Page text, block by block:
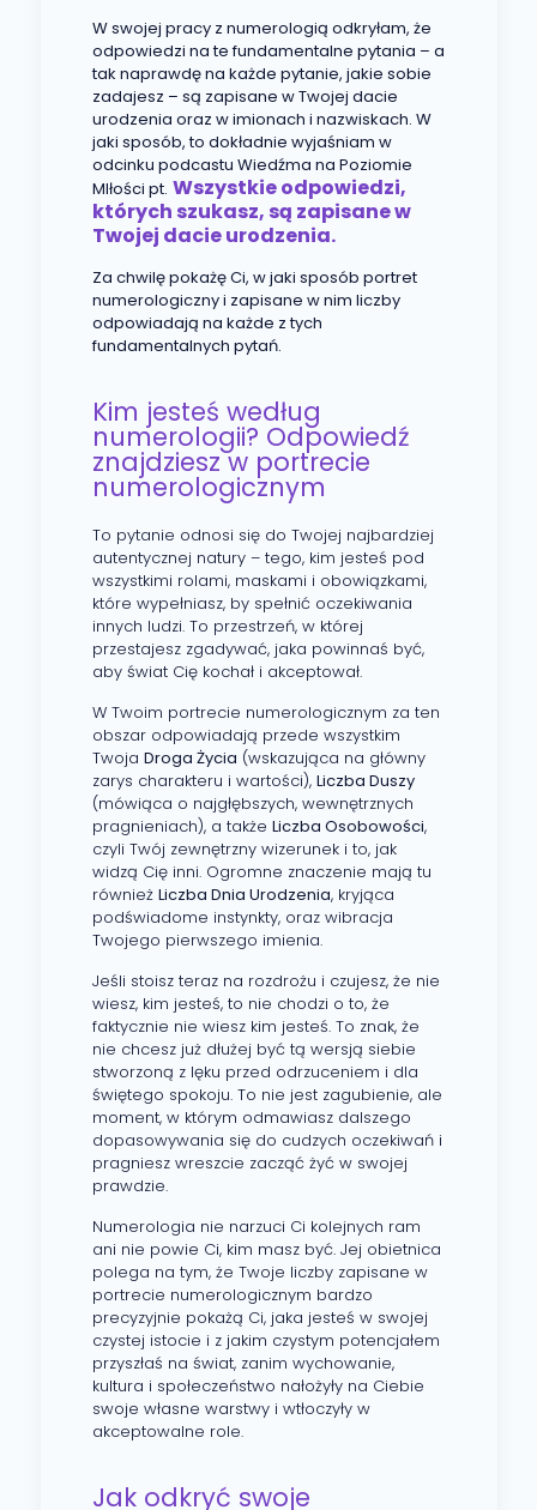
W swojej pracy z numerologią odkryłam, że
odpowiedzi na te fundamentalne pytania – a
tak naprawdę na każde pytanie, jakie sobie
zadajesz – są zapisane w Twojej dacie
urodzenia oraz w imionach i nazwiskach. W
jaki sposób, to dokładnie wyjaśniam w
odcinku podcastu Wiedźma na Poziomie
MIłości pt. Wszystkie odpowiedzi,
których szukasz, są zapisane w
Twojej dacie urodzenia.
Za chwilę pokażę Ci, w jaki sposób portret
numerologiczny i zapisane w nim liczby
odpowiadają na każde z tych
fundamentalnych pytań.
Kim jesteś według
numerologii? Odpowiedź
znajdziesz w portrecie
numerologicznym
To pytanie odnosi się do Twojej najbardziej
autentycznej natury – tego, kim jesteś pod
wszystkimi rolami, maskami i obowiązkami,
które wypełniasz, by spełnić oczekiwania
innych ludzi. To przestrzeń, w której
przestajesz zgadywać, jaka powinnaś być,
aby świat Cię kochał i akceptował.
W Twoim portrecie numerologicznym za ten
obszar odpowiadają przede wszystkim
Twoja Droga Życia (wskazująca na główny
zarys charakteru i wartości), Liczba Duszy
(mówiąca o najgłębszych, wewnętrznych
pragnieniach), a także Liczba Osobowości,
czyli Twój zewnętrzny wizerunek i to, jak
widzą Cię inni. Ogromne znaczenie mają tu
również Liczba Dnia Urodzenia, kryjąca
podświadome instynkty, oraz wibracja
Twojego pierwszego imienia.
Jeśli stoisz teraz na rozdrożu i czujesz, że nie
wiesz, kim jesteś, to nie chodzi o to, że
faktycznie nie wiesz kim jesteś. To znak, że
nie chcesz już dłużej być tą wersją siebie
stworzoną z lęku przed odrzuceniem i dla
świętego spokoju. To nie jest zagubienie, ale
moment, w którym odmawiasz dalszego
dopasowywania się do cudzych oczekiwań i
pragniesz wreszcie zacząć żyć w swojej
prawdzie.
Numerologia nie narzuci Ci kolejnych ram
ani nie powie Ci, kim masz być. Jej obietnica
polega na tym, że Twoje liczby zapisane w
portrecie numerologicznym bardzo
precyzyjnie pokażą Ci, jaka jesteś w swojej
czystej istocie i z jakim czystym potencjałem
przyszłaś na świat, zanim wychowanie,
kultura i społeczeństwo nałożyły na Ciebie
swoje własne warstwy i wtłoczyły w
akceptowalne role.
Jak odkryć swoje